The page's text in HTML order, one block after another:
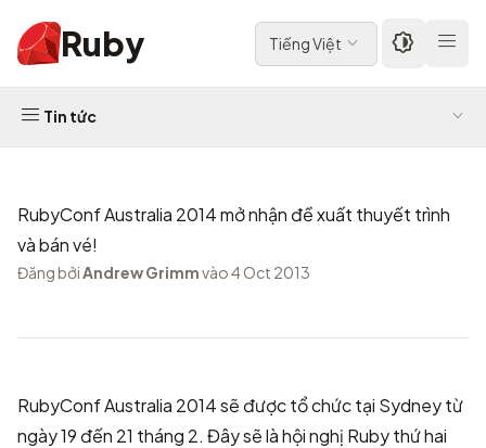
Ruby Tiếng Việt
Tin tức
RubyConf Australia 2014 mở nhận đề xuất thuyết trình
và bán vé!
Đăng bởiAndrew Grimmvào 4 Oct 2013
RubyConf Australia 2014sẽ được tổ chức tại Sydney từ
ngày 19 đến 21 tháng 2. Đây sẽ là hội nghị Ruby thứ hai